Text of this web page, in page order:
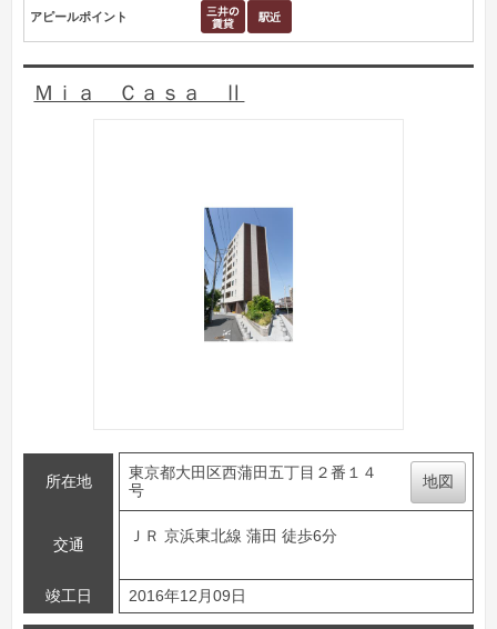
アピールポイント
Ｍｉａ Ｃａｓａ Ⅱ
所在地
東京都大田区西蒲田五丁目２番１４
号
地図
交通
ＪＲ 京浜東北線 蒲田 徒歩6分
竣工日 2016年12月09日